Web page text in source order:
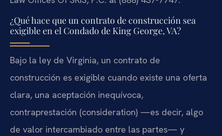
¿Qué hace que un contrato de construcción sea
exigible en el Condado de King George, VA?
Bajo la ley de Virginia, un contrato de
construcción es exigible cuando existe una oferta
clara, una aceptación inequívoca,
contraprestación (consideration) —es decir, algo
de valor intercambiado entre las partes— y